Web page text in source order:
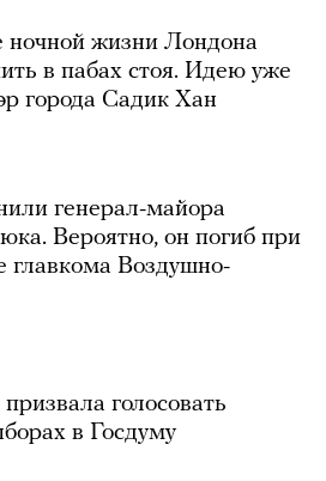
ночной жизни Лондона
в пабах стоя. Идею уже
города Садик Хан
генерал-майора
Вероятно, он погиб при
главкома Воздушно-
голосовать
в Госдуму